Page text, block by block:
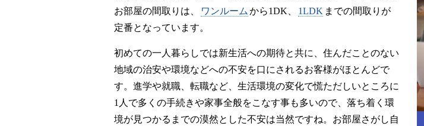
お部屋の間取りは、
ワンルーム から1DK、 1LDK までの間取りが
定番となっています。
初めての一人暮らしでは新生活への期待と共に、住んだことのない
地域の治安や環境などへの不安を口にされるお客様がほとんどで
す。進学や就職、転職など、生活環境の変化で慌ただしいところに
1人で多くの手続きや家事全般をこなす事も多いので、落ち着く環
境が見つかるまでの漠然とした不安は当然ですね。お部屋さがし自